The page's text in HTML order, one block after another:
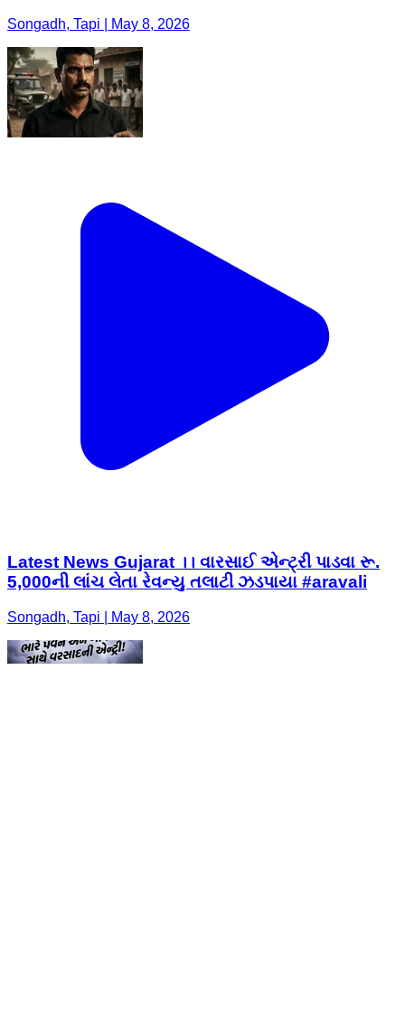
Songadh, Tapi | May 8, 2026
Latest News Gujarat ।। વારસાઈ એન્ટ્રી પાડવા રૂ.
5,000ની લાંચ લેતા રેવન્યુ તલાટી ઝડપાયા #aravali
Songadh, Tapi | May 8, 2026